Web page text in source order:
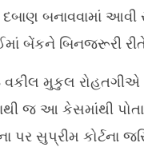
દબાણ બનાવવામાં
બેંકને બિનજરૂરી
વકીલ મુકુલ
જ આ કેસમાંથી
પર સુપ્રીમ કોર્ટના